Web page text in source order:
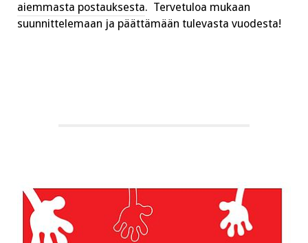
aiemmasta postauksesta. Tervetuloa mukaan
suunnittelemaan ja päättämään tulevasta vuodesta!